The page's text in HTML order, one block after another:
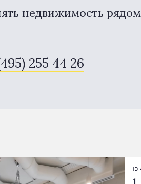
недвижимость
255 44 26
ID